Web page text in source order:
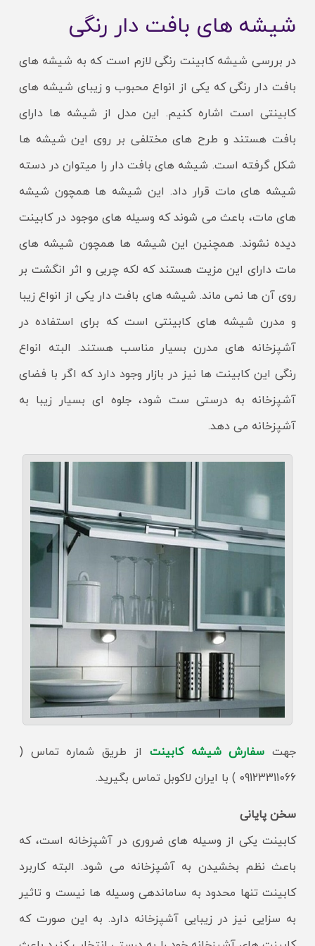
شیشه های بافت دار رنگی
در بررسی شیشه کابینت رنگی لازم است که به شیشه های
بافت دار رنگی که یکی از انواع محبوب و زیبای شیشه های
کابینتی است اشاره کنیم. این مدل از شیشه ها دارای
بافت هستند و طرح های مختلفی بر روی این شیشه ها
شکل گرفته است. شیشه های بافت دار را میتوان در دسته
شیشه های مات قرار داد. این شیشه ها همچون شیشه
های مات، باعث می شوند که وسیله های موجود در کابینت
دیده نشوند. همچنین این شیشه ها همچون شیشه های
مات دارای این مزیت هستند که لکه چربی و اثر انگشت بر
روی آن ها نمی ماند. شیشه های بافت دار یکی از انواع زیبا
و مدرن شیشه های کابینتی است که برای استفاده در
آشپزخانه های مدرن بسیار مناسب هستند. البته انواع
رنگی این کابینت ها نیز در بازار وجود دارد که اگر با فضای
آشپزخانه به درستی ست شود، جلوه ای بسیار زیبا به
آشپزخانه می دهد.
جهت سفارش شیشه کابینت از طریق شماره تماس (
09123311066 ) با ایران لاکوبل تماس بگیرید.
سخن پایانی
کابینت یکی از وسیله های ضروری در آشپزخانه است، که
باعث نظم بخشیدن به آشپزخانه می شود. البته کاربرد
کابینت تنها محدود به ساماندهی وسیله ها نیست و تاثیر
به سزایی نیز در زیبایی آشپزخانه دارد. به این صورت که